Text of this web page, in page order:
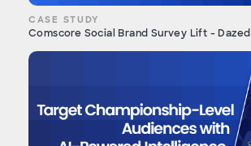
CASE STUDY
Comscore Social Brand Survey Lift - Dazed